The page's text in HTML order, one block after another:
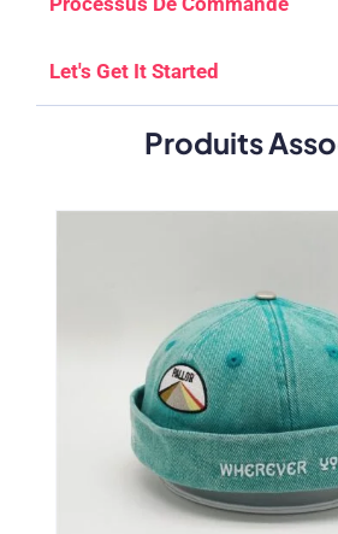
Let's Get It Started
Produits